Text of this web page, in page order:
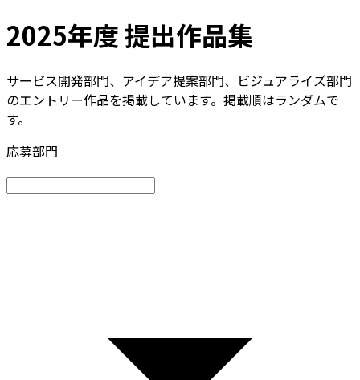
2025年度 提出作品集
サービス開発部門、アイデア提案部門、ビジュアライズ部門
のエントリー作品を掲載しています。掲載順はランダムで
す。
応募部門